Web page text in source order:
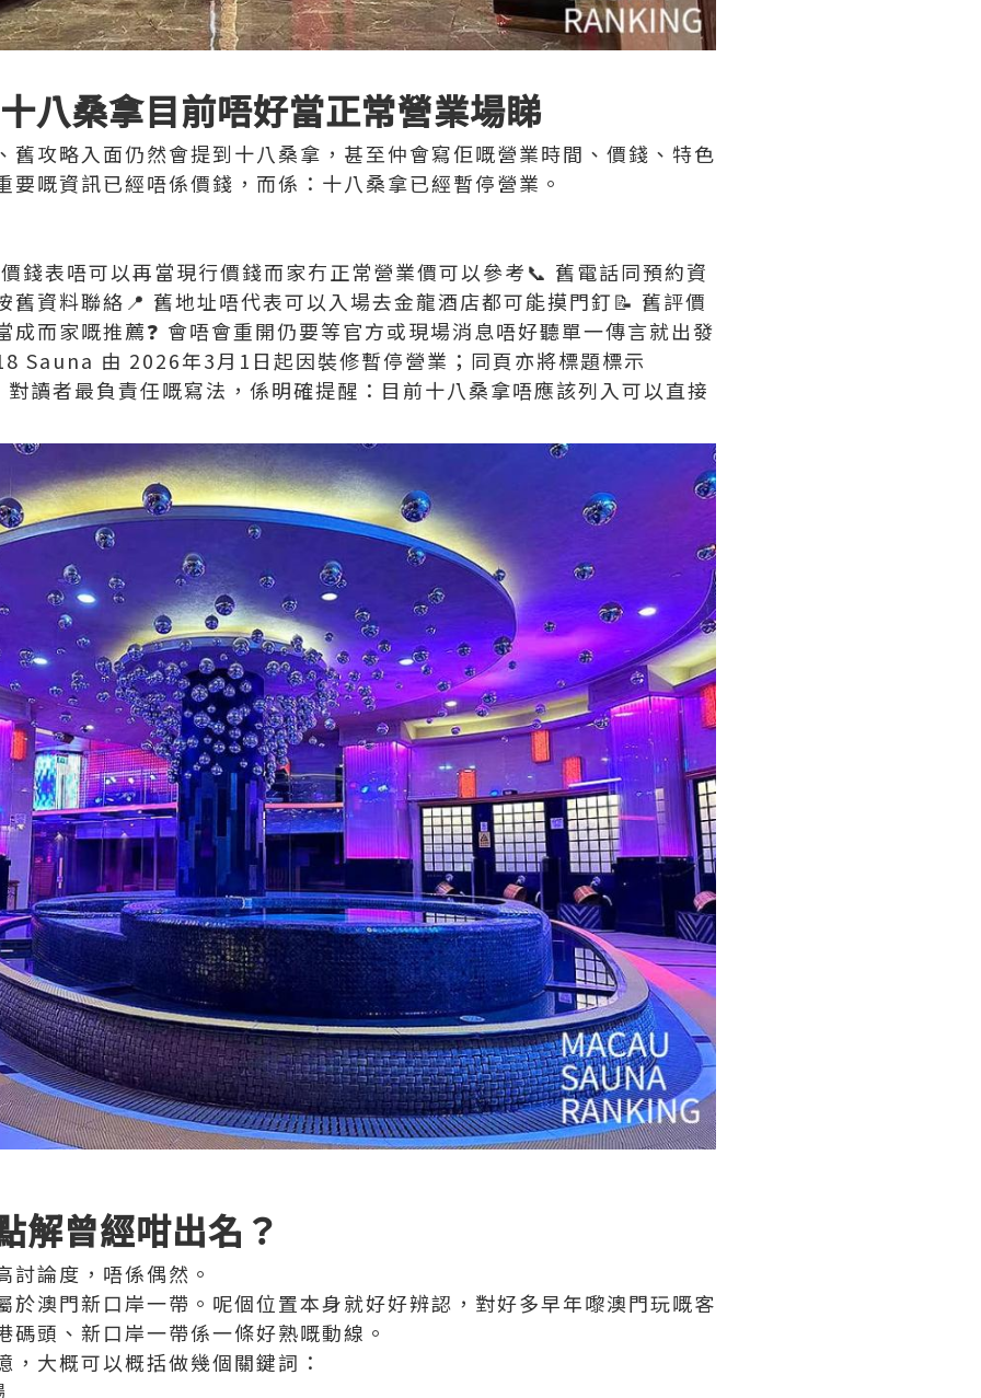
八桑拿目前唔好當正常營業場睇
舊攻略入面仍然會提到十八桑拿，甚至仲會寫佢嘅營業時間、價錢、特色
要嘅資訊已經唔係價錢，而係：十八桑拿已經暫停營業。
錢表唔可以再當現行價錢而家冇正常營業價可以參考📞 舊電話同預約資
舊資料聯絡📍 舊地址唔代表可以入場去金龍酒店都可能摸門釘📝 舊評價
成而家嘅推薦❓ 會唔會重開仍要等官方或現場消息唔好聽單一傳言就出發
Sauna 由 2026年3月1日起因裝修暫停營業；同頁亦將標題標示
讀者最負責任嘅寫法，係明確提醒：目前十八桑拿唔應該列入可以直接
解曾經咁出名？
討論度，唔係偶然。
於澳門新口岸一帶。呢個位置本身就好好辨認，對好多早年嚟澳門玩嘅客
碼頭、新口岸一帶係一條好熟嘅動線。
，大概可以概括做幾個關鍵詞：